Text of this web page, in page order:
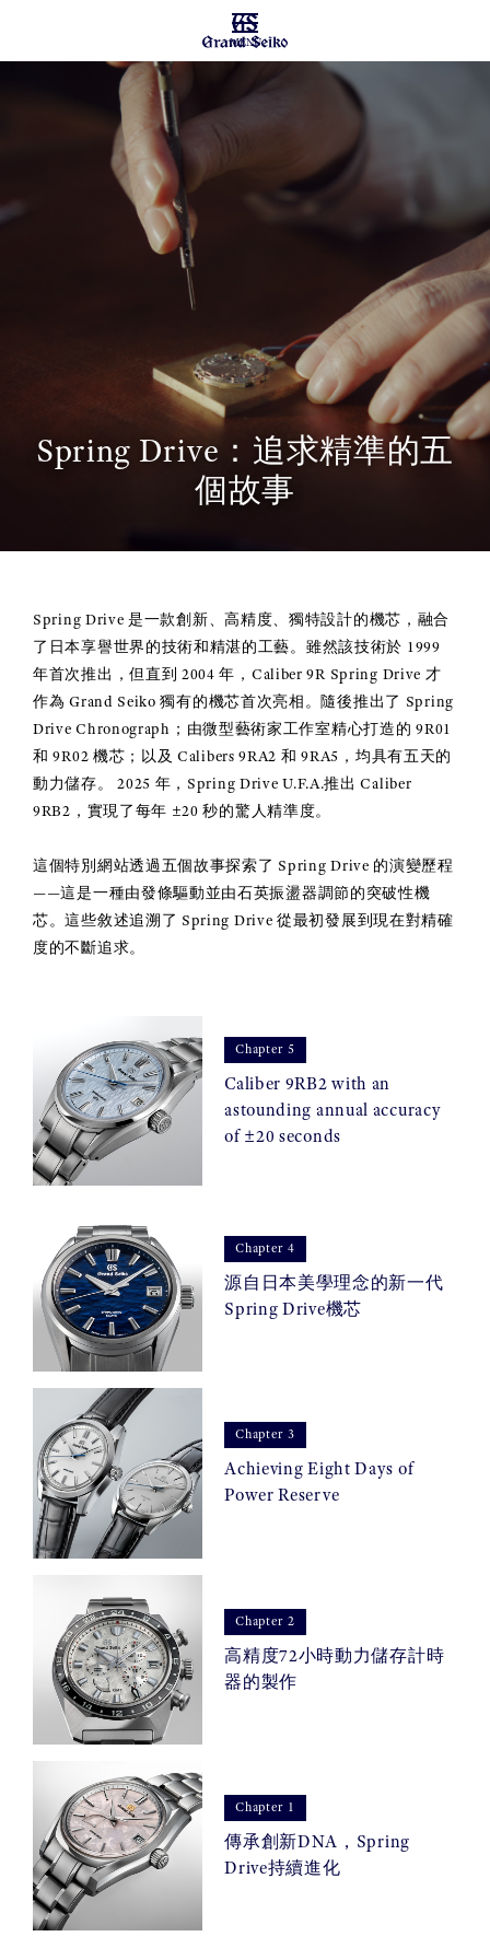
MENU
Spring Drive：追求精準的五
個故事
Spring Drive 是一款創新、高精度、獨特設計的機芯，融合
了日本享譽世界的技術和精湛的工藝。雖然該技術於 1999
年首次推出，但直到 2004 年，Caliber 9R Spring Drive 才
作為 Grand Seiko 獨有的機芯首次亮相。隨後推出了 Spring
Drive Chronograph；由微型藝術家工作室精心打造的 9R01
和 9R02 機芯；以及 Calibers 9RA2 和 9RA5，均具有五天的
動力儲存。 2025 年，Spring Drive U.F.A.推出 Caliber
9RB2，實現了每年 ±20 秒的驚人精準度。
這個特別網站透過五個故事探索了 Spring Drive 的演變歷程
——這是一種由發條驅動並由石英振盪器調節的突破性機
芯。這些敘述追溯了 Spring Drive 從最初發展到現在對精確
度的不斷追求。
Chapter 5
Caliber 9RB2 with an
astounding annual accuracy
of ±20 seconds
Chapter 4
源自日本美學理念的新一代
Spring Drive機芯
Chapter 3
Achieving Eight Days of
Power Reserve
Chapter 2
高精度72小時動力儲存計時
器的製作
Chapter 1
傳承創新DNA，Spring
Drive持續進化